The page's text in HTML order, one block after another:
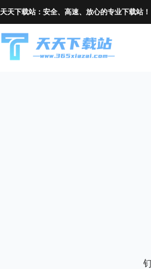
天天下载站：安全、高速、放心的专业下载站！